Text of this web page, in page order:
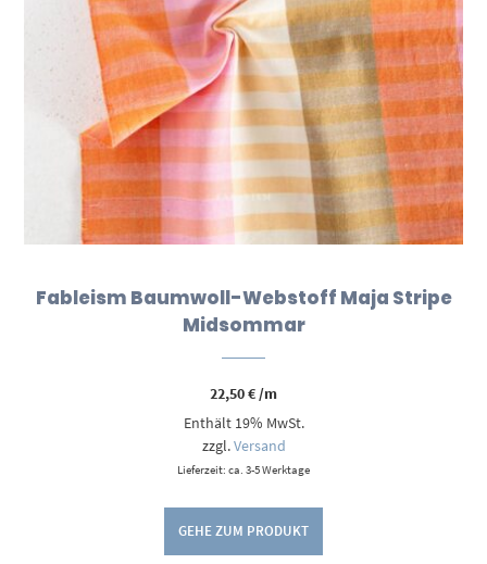
Fableism Baumwoll-Webstoff Maja Stripe
Midsommar
22,50€/m
Enthält 19% MwSt.
zzgl.Versand
Lieferzeit: ca. 3-5 Werktage
GEHE ZUM PRODUKT